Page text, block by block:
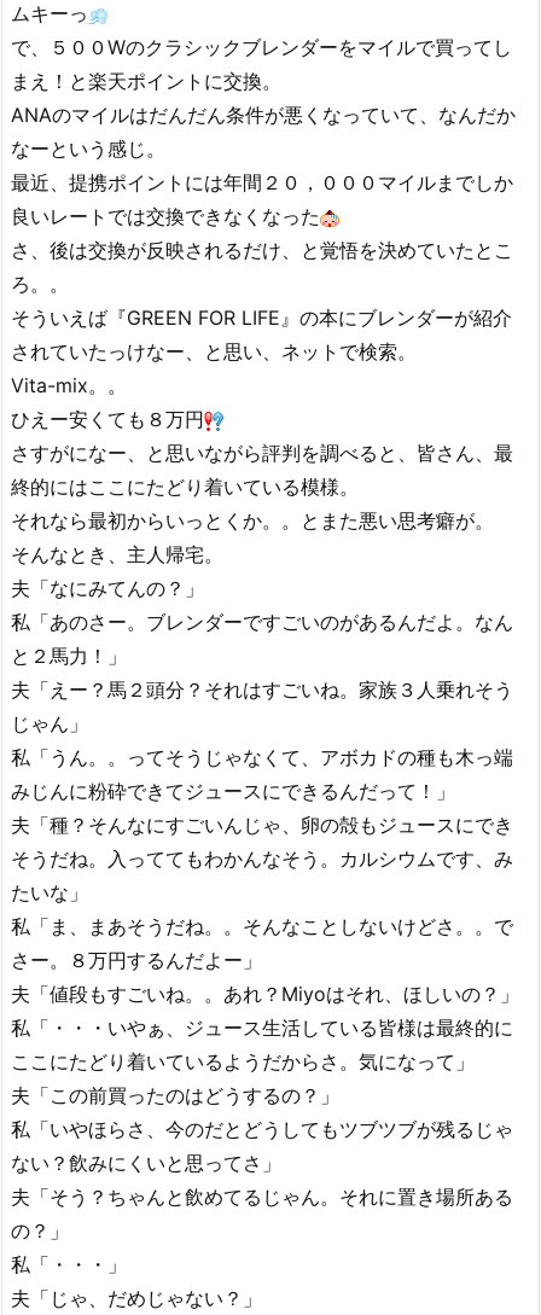
ムキーっ
で、５００Wのクラシックブレンダーをマイルで買ってし
まえ！と楽天ポイントに交換。
ANAのマイルはだんだん条件が悪くなっていて、なんだか
なーという感じ。
最近、提携ポイントには年間２０，０００マイルまでしか
良いレートでは交換できなくなった
さ、後は交換が反映されるだけ、と覚悟を決めていたとこ
ろ。。
そういえば『GREEN FOR LIFE』の本にブレンダーが紹介
されていたっけなー、と思い、ネットで検索。
Vita-mix。。
ひえー安くても８万円
さすがになー、と思いながら評判を調べると、皆さん、最
終的にはここにたどり着いている模様。
それなら最初からいっとくか。。とまた悪い思考癖が。
そんなとき、主人帰宅。
夫「なにみてんの？」
私「あのさー。ブレンダーですごいのがあるんだよ。なん
と２馬力！」
夫「えー？馬２頭分？それはすごいね。家族３人乗れそう
じゃん」
私「うん。。ってそうじゃなくて、アボカドの種も木っ端
みじんに粉砕できてジュースにできるんだって！」
夫「種？そんなにすごいんじゃ、卵の殻もジュースにでき
そうだね。入っててもわかんなそう。カルシウムです、み
たいな」
私「ま、まあそうだね。。そんなことしないけどさ。。で
さー。８万円するんだよー」
夫「値段もすごいね。。あれ？Miyoはそれ、ほしいの？」
私「・・・いやぁ、ジュース生活している皆様は最終的に
ここにたどり着いているようだからさ。気になって」
夫「この前買ったのはどうするの？」
私「いやほらさ、今のだとどうしてもツブツブが残るじゃ
ない？飲みにくいと思ってさ」
夫「そう？ちゃんと飲めてるじゃん。それに置き場所ある
の？」
私「・・・」
夫「じゃ、だめじゃない？」